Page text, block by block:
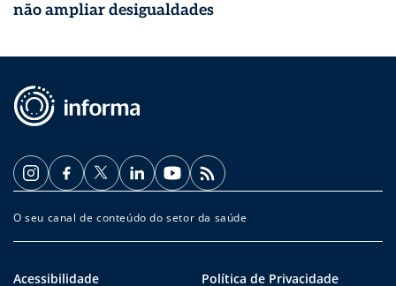
não ampliar desigualdades
O seu canal de conteúdo do setor da saúde
Acessibilidade Política de Privacidade